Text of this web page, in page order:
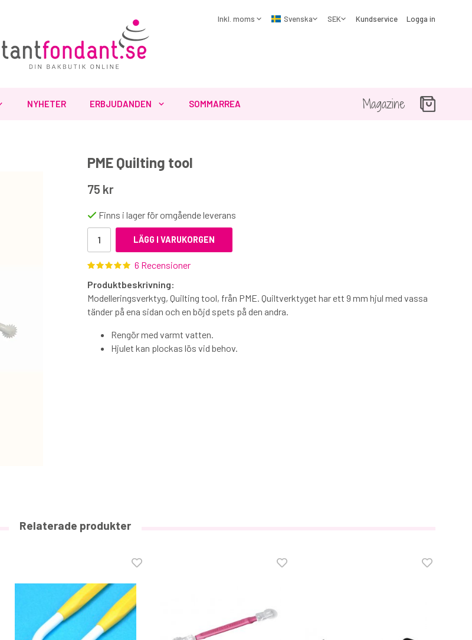
Kundservice Logga in
NYHETER ERBJUDANDEN SOMMARREA Magazine
Fler produkter du inte vill missa
PME Quilting tool
75 kr
Finns i lager för omgående leverans
LÄGG I VARUKORGEN
6 Recensioner
Produktbeskrivning:
Modelleringsverktyg, Quilting tool, från PME. Quiltverktyget har ett 9 mm hjul med vassa
tänder på ena sidan och en böjd spets på den andra.
Rengör med varmt vatten.
Hjulet kan plockas lös vid behov.
Relaterade produkter